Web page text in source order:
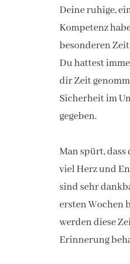
Deine ruhige,
Kompetenz
besonderen
Du hattest
dir Zeit
Sicherheit im
gegeben.
Man spürt,
viel Herz und
sind sehr
ersten Wochen
werden diese
Erinnerung